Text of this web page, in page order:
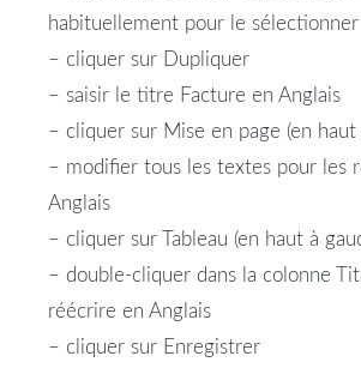
habituellement pour le sélectionner
– cliquer sur Dupliquer
– saisir le titre Facture en Anglais
– cliquer sur Mise en page (en haut
– modifier tous les textes pour les
Anglais
– cliquer sur Tableau (en haut à
– double-cliquer dans la colonne
réécrire en Anglais
– cliquer sur Enregistrer